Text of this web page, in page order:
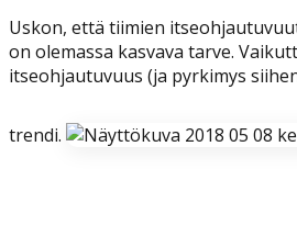
Uskon, että tiimien
on olemassa kasvava tarve.
itseohjautuvuus (ja pyrkimys
trendi.